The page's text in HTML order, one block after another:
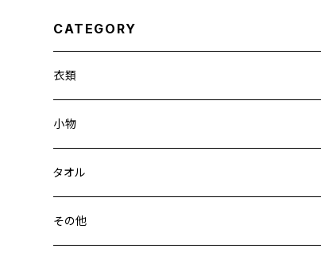
CATEGORY
衣類
小物
タオル
その他